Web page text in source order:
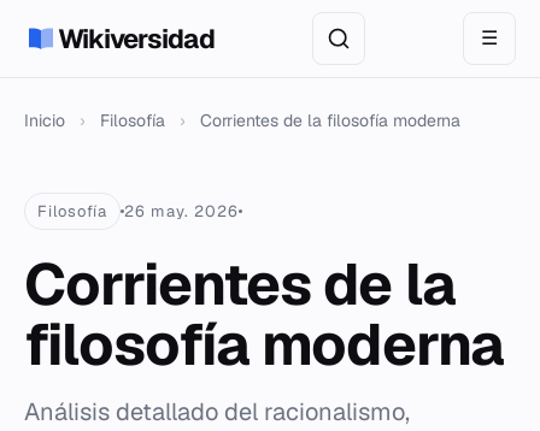
Wikiversidad ☰
Inicio › Filosofía › Corrientes de la filosofía moderna
Filosofía 26 may. 2026
Corrientes de la
filosofía moderna
Análisis detallado del racionalismo,